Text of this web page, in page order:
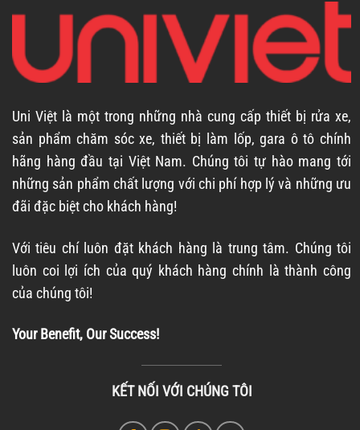
Uni Việt là một trong những nhà cung cấp thiết bị rửa xe,
sản phẩm chăm sóc xe, thiết bị làm lốp, gara ô tô chính
hãng hàng đầu tại Việt Nam. Chúng tôi tự hào mang tới
những sản phẩm chất lượng với chi phí hợp lý và những ưu
đãi đặc biệt cho khách hàng!
Với tiêu chí luôn đặt khách hàng là trung tâm. Chúng tôi
luôn coi lợi ích của quý khách hàng chính là thành công
của chúng tôi!
Your Benefit, Our Success!
KẾT NỐI VỚI CHÚNG TÔI